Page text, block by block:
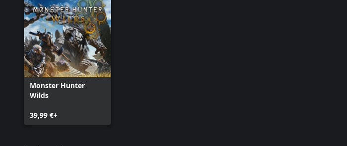
Monster Hunter
Wilds
39,99 €+